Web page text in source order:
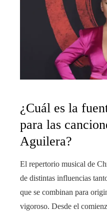
¿Cuál es la
para las
Aguilera?
El repertorio musical de
de distintas influencias
que se combinan para
vigoroso. Desde el